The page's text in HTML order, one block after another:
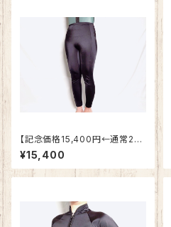
【記念価格15,400円←通常21,
600円】レディース用 保温水
着ボトムス S,Mサイズ
¥15,400